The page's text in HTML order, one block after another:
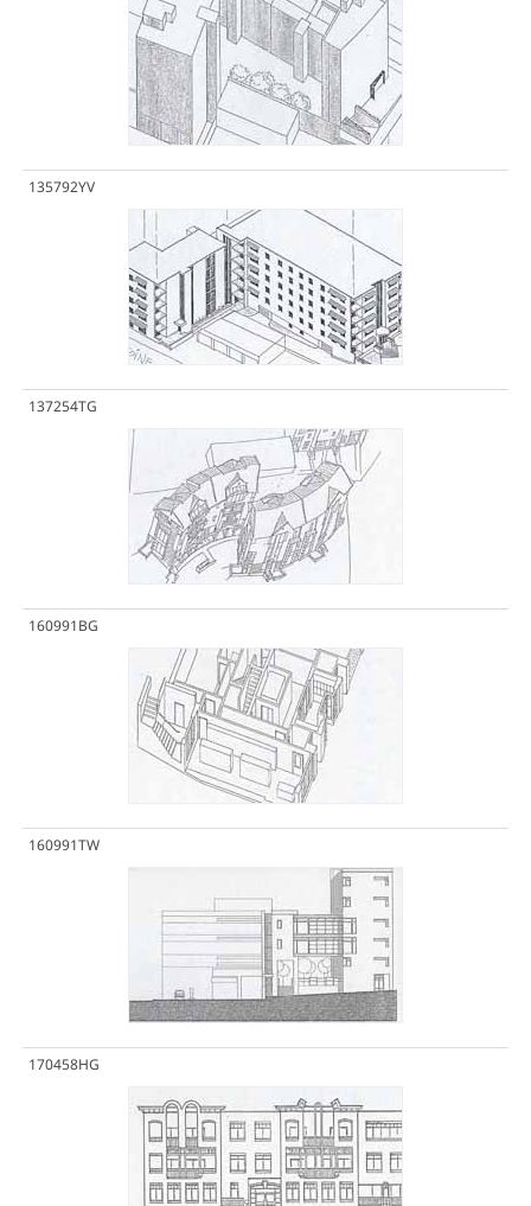
135792YV
137254TG
160991BG
160991TW
170458HG